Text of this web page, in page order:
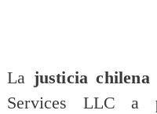
La justicia chilena
Services LLC a